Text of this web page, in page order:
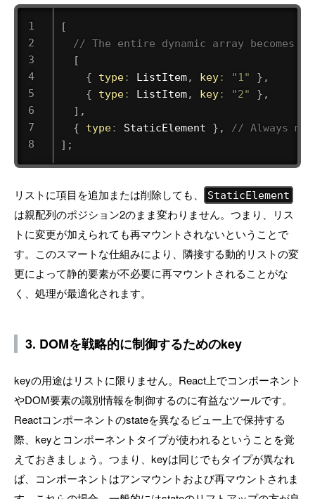
[
// The entire dynamic array becomes
[
{
type: ListItem, key: "1" } ,
{
type: ListItem, key: "2" } ,
] ,
{
type: StaticElement } ,
// Always
] ;
リストに項目を追加または削除しても、 StaticElement
は親配列のポジション2のまま変わりません。つまり、リス
トに変更が加えられても再マウントされないということで
す。このスマートな仕組みにより、隣接する動的リストの変
更によって静的要素が不必要に再マウントされることがな
く、処理が最適化されます。
3. DOMを戦略的に制御するためのkey
keyの用途はリストに限りません。React上でコンポーネント
やDOM要素の識別情報を制御するのに有益なツールです。
Reactコンポーネントのstateを異なるビュー上で保持する
際、keyとコンポーネントタイプが使われるということを覚
えておきましょう。つまり、keyは同じでもタイプが異なれ
ば、コンポーネントはアンマウントおよび再マウントされま